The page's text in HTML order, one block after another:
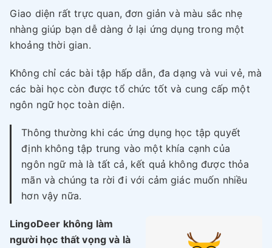
Giao diện rất trực quan, đơn giản và màu sắc nhẹ
nhàng giúp bạn dễ dàng ở lại ứng dụng trong một
khoảng thời gian.
Không chỉ các bài tập hấp dẫn, đa dạng và vui vẻ, mà
các bài học còn được tổ chức tốt và cung cấp một
ngôn ngữ học toàn diện.
Thông thường khi các ứng dụng học tập quyết
định không tập trung vào một khía cạnh của
ngôn ngữ mà là tất cả, kết quả không được thỏa
mãn và chúng ta rời đi với cảm giác muốn nhiều
hơn vậy nữa.
LingoDeer không làm
người học thất vọng và là